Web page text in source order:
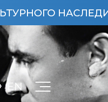
НАРОДОВ
EN